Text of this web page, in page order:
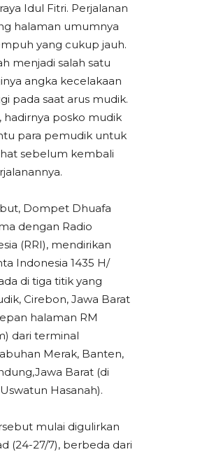
raya Idul Fitri. Perjalanan
halaman umumnya
yang cukup jauh.
menjadi salah satu
angka kecelakaan
pada saat arus mudik.
hadirnya posko mudik
para pemudik untuk
sebelum kembali
Dompet Dhuafa
dengan Radio
(RRI), mendirikan
Indonesia 1435 H/
di tiga titik yang
Cirebon, Jawa Barat
halaman RM
dari terminal
Merak, Banten,
Barat (di
Hasanah).
mulai digulirkan
(24-27/7), berbeda dari